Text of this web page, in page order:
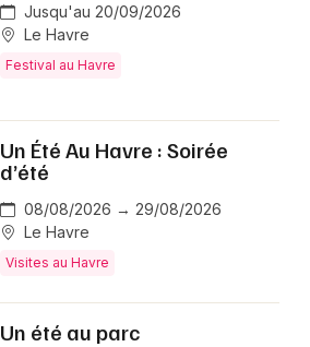
Jusqu'au 20/09/2026
Le Havre
Festival au Havre
Un Été Au Havre : Soirée
d’été
08/08/2026 → 29/08/2026
Le Havre
Visites au Havre
Un été au parc